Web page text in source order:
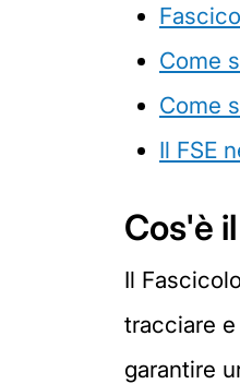
Come
Come
Il FSE
Cos'è
Il
tracciare
garantire